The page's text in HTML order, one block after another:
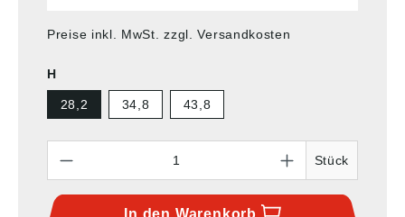
Preise inkl. MwSt. zzgl. Versandkosten
H
28,2 34,8 43,8
Stück
In den Warenkorb